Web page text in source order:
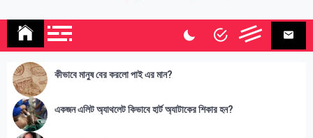
কীভাবে মানুষ বের করলো পাই এর মান?
একজন এলিট অ্যাথলেট কিভাবে হার্ট অ্যাটাকের শিকার হন?